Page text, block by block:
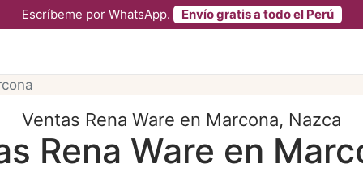
Escríbeme por WhatsApp. Envío gratis a todo el Perú
Ventas Rena Ware en Marcona, Nazca
Rena Ware en